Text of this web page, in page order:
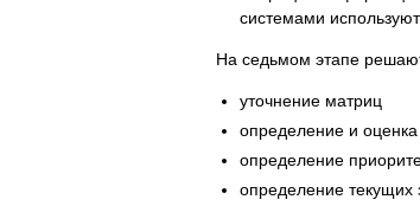
системами
На седьмом этапе
уточнение матриц
определение и
определение
определение текущих